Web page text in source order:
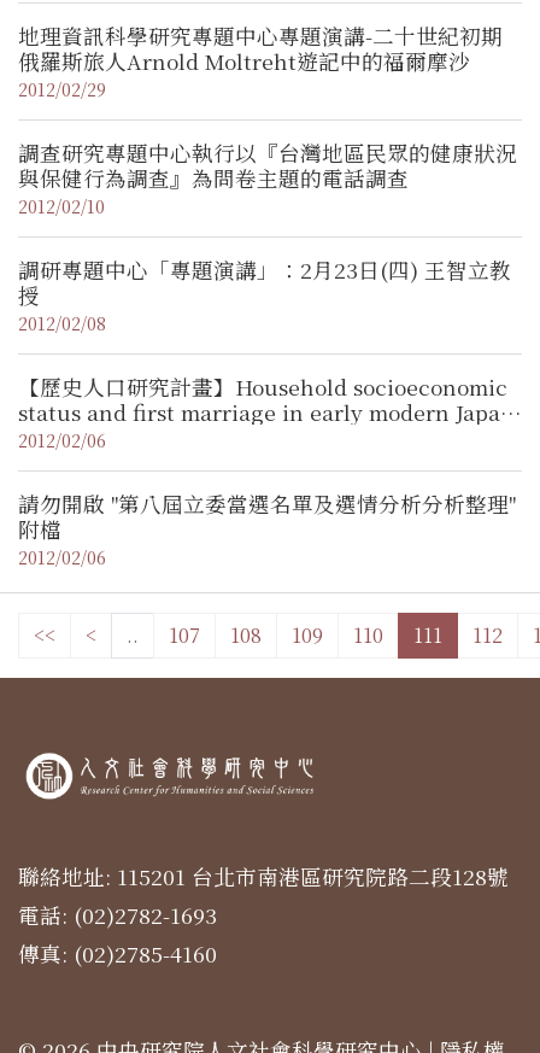
microfossils contribute to solving
archaeological problems
地理資訊科學研究專題中心專題演講-二十世紀初期
俄羅斯旅人Arnold Moltreht遊記中的福爾摩沙
2012/02/29
調查研究專題中心執行以『台灣地區民眾的健康狀況
與保健行為調查』為問卷主題的電話調查
2012/02/10
調研專題中心「專題演講」：2月23日(四) 王智立教
授
2012/02/08
【歷史人口研究計畫】Household socioeconomic
status and first marriage in early modern Japan
／津谷典子 （日本慶應大學經濟學系教授）
2012/02/06
請勿開啟 "第八屆立委當選名單及選情分析分析整理"
附檔
2012/02/06
<< < .. 107 108 109 110 111 112
聯絡地址: 115201 台北市南港區研究院路二段128號
電話: (02)2782-1693
傳真: (02)2785-4160